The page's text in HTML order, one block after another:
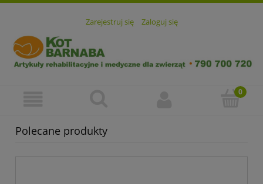
Zarejestruj się Zaloguj się
Polecane produkty